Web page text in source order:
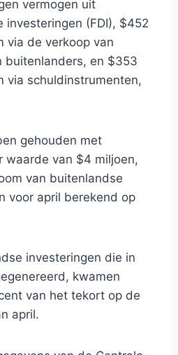
vermogen uit
investeringen (FDI), $452
via de verkoop van
buitenlanders, en $353
via schuldinstrumenten,
gehouden met
waarde van $4 miljoen,
van buitenlandse
voor april berekend op
investeringen die in
kwamen
van het tekort op de
april.